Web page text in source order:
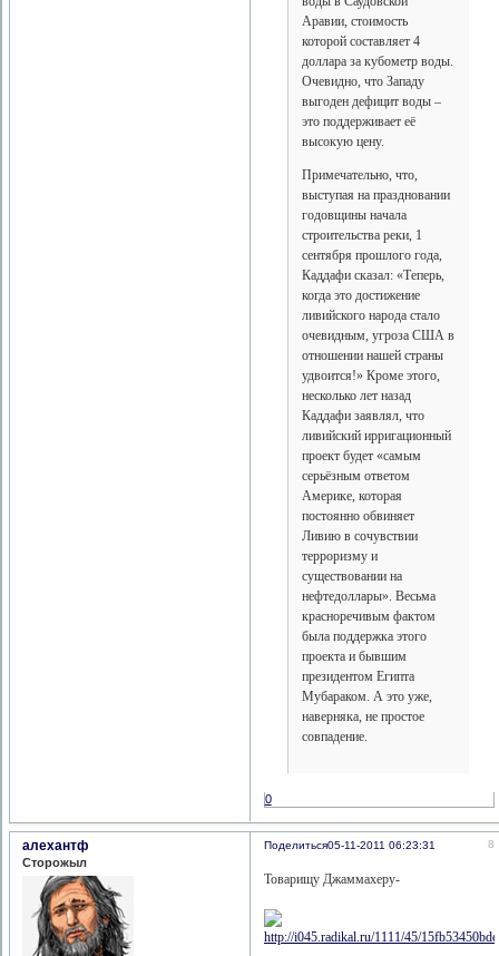
Аравии, стоимость
которой составляет 4
доллара за кубометр воды.
Очевидно, что Западу
выгоден дефицит воды –
это поддерживает её
высокую цену.
Примечательно, что,
выступая на праздновании
годовщины начала
строительства реки, 1
сентября прошлого года,
Каддафи сказал: «Теперь,
когда это достижение
ливийского народа стало
очевидным, угроза США в
отношении нашей страны
удвоится!» Кроме этого,
несколько лет назад
Каддафи заявлял, что
ливийский ирригационный
проект будет «самым
серьёзным ответом
Америке, которая
постоянно обвиняет
Ливию в сочувствии
терроризму и
существовании на
нефтедоллары». Весьма
красноречивым фактом
была поддержка этого
проекта и бывшим
президентом Египта
Мубараком. А это уже,
наверняка, не простое
совпадение.
0
Поделиться 8
05-11-2011 06:23:31
алехантф
Сторожыл
Товарищу Джаммахеру-